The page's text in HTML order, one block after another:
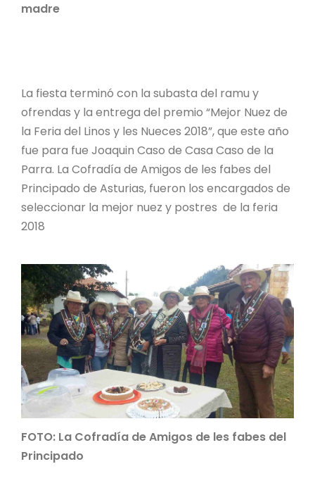
madre
La fiesta terminó con la subasta del ramu y
ofrendas y la entrega del premio “Mejor Nuez de
la Feria del Linos y les Nueces 2018”, que este año
fue para fue Joaquin Caso de Casa Caso de la
Parra. La Cofradía de Amigos de les fabes del
Principado de Asturias, fueron los encargados de
seleccionar la mejor nuez y postres de la feria
2018
FOTO: La Cofradía de Amigos de les fabes del
Principado